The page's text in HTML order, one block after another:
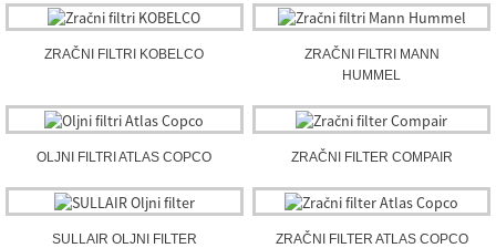
ZRAČNI FILTRI KOBELCO
ZRAČNI FILTRI MANN
HUMMEL
OLJNI FILTRI ATLAS COPCO ZRAČNI FILTER COMPAIR
SULLAIR OLJNI FILTER ZRAČNI FILTER ATLAS COPCO